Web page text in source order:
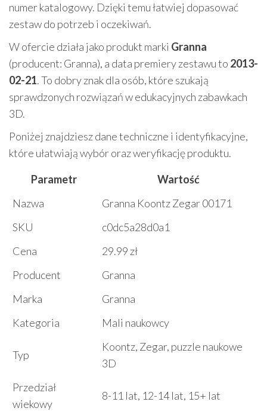
numer katalogowy. Dzięki temu łatwiej dopasować
zestaw do potrzeb i oczekiwań.
W ofercie działa jako produkt marki Granna
(producent: Granna), a data premiery zestawu to 2013-
02-21. To dobry znak dla osób, które szukają
sprawdzonych rozwiązań w edukacyjnych zabawkach
3D.
Poniżej znajdziesz dane techniczne i identyfikacyjne,
które ułatwiają wybór oraz weryfikację produktu.
Parametr
Wartość
Nazwa
Granna Koontz Zegar 00171
SKU
c0dc5a28d0a1
Cena
29.99 zł
Producent
Granna
Marka
Granna
Kategoria
Mali naukowcy
Typ
Koontz, Zegar, puzzle naukowe
3D
Przedział
wiekowy
8-11 lat, 12-14 lat, 15+ lat